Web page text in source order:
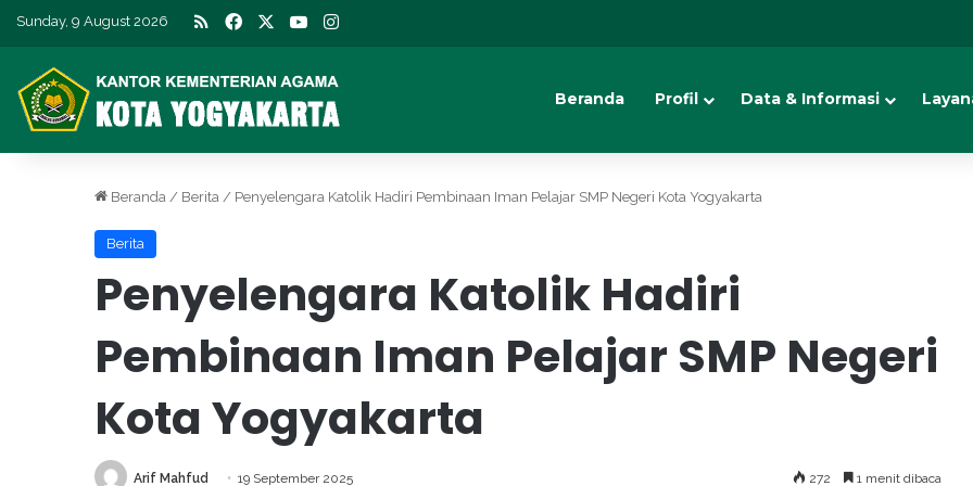
Sunday, 9 August 2026 RSS Facebook YouTube
Beranda Profil Data & Informasi
Beranda / Berita / Penyelengara Katolik Hadiri Pembinaan Iman Pelajar SMP Negeri Kota Yogyakarta
Berita
Penyelengara Katolik Hadiri
Pembinaan Iman Pelajar SMP Negeri
Kota Yogyakarta
Arif Mahfud 19 September 2025 272 1 menit dibaca